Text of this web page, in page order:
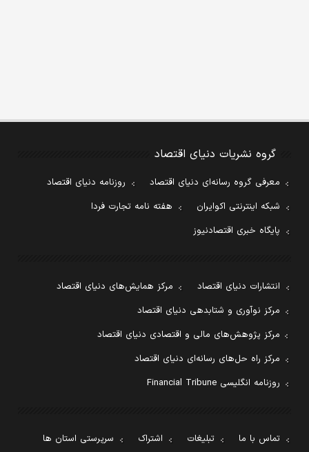
گروه نشریات دنیای اقتصاد
معرفی گروه رسانه‌ای دنیای اقتصاد
روزنامه دنیای اقتصاد
شبکه اینترنتی اکوایران
هفته نامه تجارت فردا
پایگاه خبری اقتصادنیوز
انتشارات دنیای اقتصاد
مرکز همایش‌های دنیای اقتصاد
مرکز نوآوری و شتابدهی دنیای اقتصاد
مرکز پژوهش‌های مالی و اقتصادی دنیای اقتصاد
مرکز راه حل‌های رسانه‌ای دنیای اقتصاد
روزنامه انگلیسی Financial Tribune
تماس با ما تبلیغات اشتراک سرپرستی استان ها